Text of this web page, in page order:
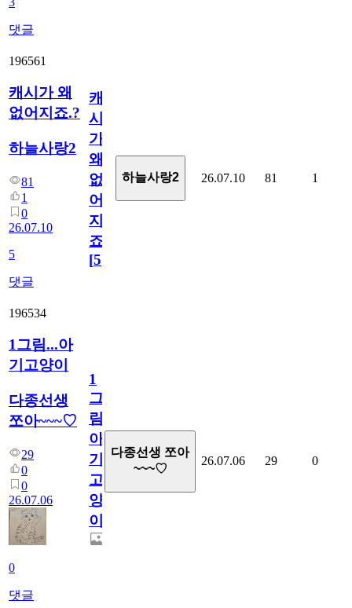
댓글
196561
캐시가 왜
없어지죠.?
하늘사랑2
81
1
0
26.07.10
5
댓글
캐
시
가
왜
없
어
지
죠.?
[5]
하늘사랑2 26.07.10 81 1
196534
1그림...아
기고양이
다종선생
쪼아~~~♡
29
0
0
26.07.06
0
댓글
1
그
림...
아
기
고
양
이
다종선생 쪼아
~~~♡
26.07.06 29 0